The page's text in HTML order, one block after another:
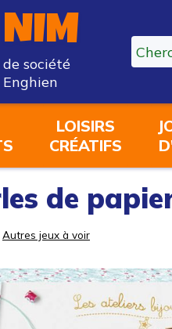
NIM
société
LOISIRS
CRÉATIFS
de
Autres jeux à voir